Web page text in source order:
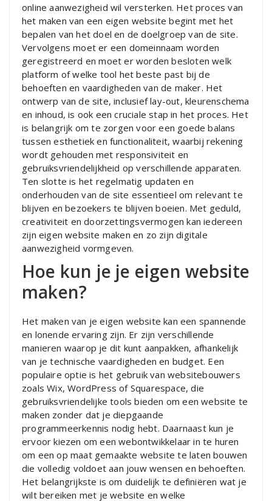
online aanwezigheid wil versterken. Het proces van
het maken van een eigen website begint met het
bepalen van het doel en de doelgroep van de site.
Vervolgens moet er een domeinnaam worden
geregistreerd en moet er worden besloten welk
platform of welke tool het beste past bij de
behoeften en vaardigheden van de maker. Het
ontwerp van de site, inclusief lay-out, kleurenschema
en inhoud, is ook een cruciale stap in het proces. Het
is belangrijk om te zorgen voor een goede balans
tussen esthetiek en functionaliteit, waarbij rekening
wordt gehouden met responsiviteit en
gebruiksvriendelijkheid op verschillende apparaten.
Ten slotte is het regelmatig updaten en
onderhouden van de site essentieel om relevant te
blijven en bezoekers te blijven boeien. Met geduld,
creativiteit en doorzettingsvermogen kan iedereen
zijn eigen website maken en zo zijn digitale
aanwezigheid vormgeven.
Hoe kun je je eigen website
maken?
Het maken van je eigen website kan een spannende
en lonende ervaring zijn. Er zijn verschillende
manieren waarop je dit kunt aanpakken, afhankelijk
van je technische vaardigheden en budget. Een
populaire optie is het gebruik van websitebouwers
zoals Wix, WordPress of Squarespace, die
gebruiksvriendelijke tools bieden om een ​​website te
maken zonder dat je diepgaande
programmeerkennis nodig hebt. Daarnaast kun je
ervoor kiezen om een webontwikkelaar in te huren
om een op maat gemaakte website te laten bouwen
die volledig voldoet aan jouw wensen en behoeften.
Het belangrijkste is om duidelijk te definiëren wat je
wilt bereiken met je website en welke